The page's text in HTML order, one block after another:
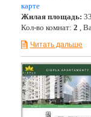
карте
Жилая площадь:
Кол-во комнат: 2 ,
Читать дальше